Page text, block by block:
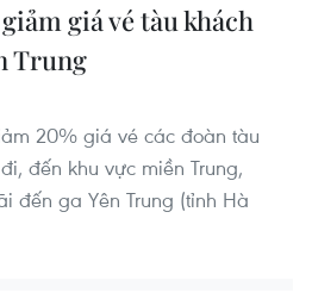
giá vé tàu khách
Trung
20% giá vé các đoàn tàu
đến khu vực miền Trung,
đến ga Yên Trung (tỉnh Hà